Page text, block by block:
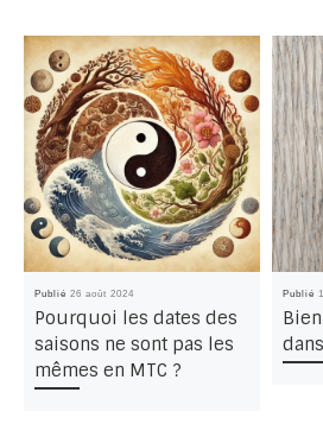
Publié26 août 2024
Pourquoi les dates des
saisons ne sont pas les
mêmes en MTC ?
Publié